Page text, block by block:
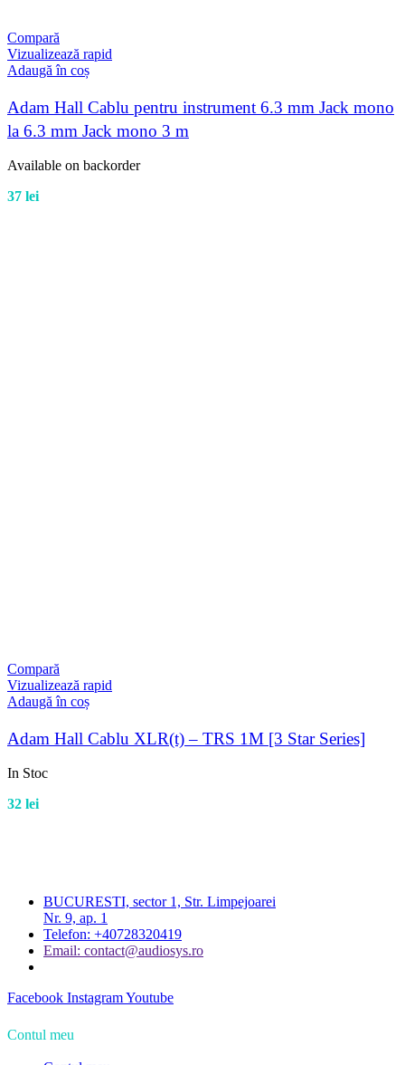
Compară
Vizualizează rapid
Adaugă în coș
Adam Hall Cablu pentru instrument 6.3 mm Jack mono
la 6.3 mm Jack mono 3 m
Available on backorder
37 lei
Compară
Vizualizează rapid
Adaugă în coș
Adam Hall Cablu XLR(t) – TRS 1M [3 Star Series]
In Stoc
32 lei
BUCURESTI, sector 1, Str. Limpejoarei
Nr. 9, ap. 1
Telefon: +40728320419
Email: contact@audiosys.ro
Facebook InstagramYoutube
Contul meu